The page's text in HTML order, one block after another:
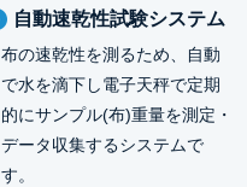
自動速乾性試験システム
布の速乾性を測るため、自動
で水を滴下し電子天秤で定期
的にサンプル(布)重量を測定・
データ収集するシステムで
す。